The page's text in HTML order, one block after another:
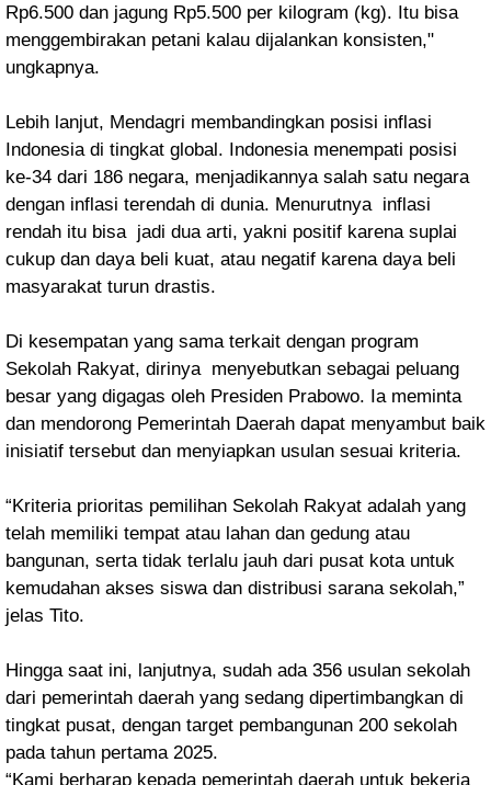
Rp6.500 dan jagung Rp5.500 per kilogram (kg). Itu bisa
menggembirakan petani kalau dijalankan konsisten,"
ungkapnya.
Lebih lanjut, Mendagri membandingkan posisi inflasi
Indonesia di tingkat global. Indonesia menempati posisi
ke-34 dari 186 negara, menjadikannya salah satu negara
dengan inflasi terendah di dunia. Menurutnya inflasi
rendah itu bisa jadi dua arti, yakni positif karena suplai
cukup dan daya beli kuat, atau negatif karena daya beli
masyarakat turun drastis.
Di kesempatan yang sama terkait dengan program
Sekolah Rakyat, dirinya menyebutkan sebagai peluang
besar yang digagas oleh Presiden Prabowo. Ia meminta
dan mendorong Pemerintah Daerah dapat menyambut baik
inisiatif tersebut dan menyiapkan usulan sesuai kriteria.
“Kriteria prioritas pemilihan Sekolah Rakyat adalah yang
telah memiliki tempat atau lahan dan gedung atau
bangunan, serta tidak terlalu jauh dari pusat kota untuk
kemudahan akses siswa dan distribusi sarana sekolah,”
jelas Tito.
Hingga saat ini, lanjutnya, sudah ada 356 usulan sekolah
dari pemerintah daerah yang sedang dipertimbangkan di
tingkat pusat, dengan target pembangunan 200 sekolah
pada tahun pertama 2025.
“Kami berharap kepada pemerintah daerah untuk bekerja